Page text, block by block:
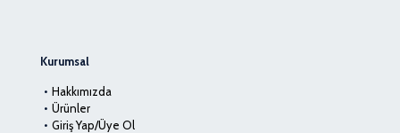
Kurumsal
Hakkımızda
Ürünler
Giriş Yap/Üye Ol